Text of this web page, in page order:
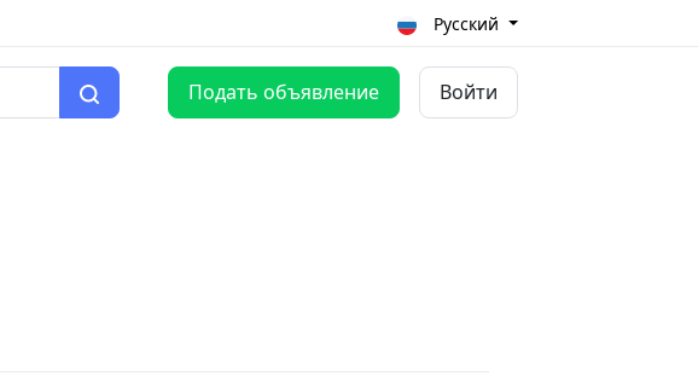
Русский
Подать объявление Войти